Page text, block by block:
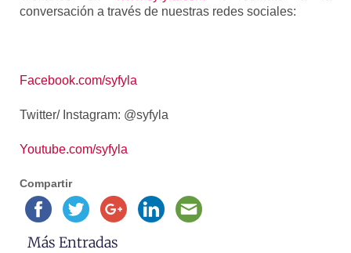
conversación a través de nuestras redes sociales:
Facebook.com/syfyla
Twitter/ Instagram: @syfyla
Youtube.com/syfyla
Compartir
Más Entradas